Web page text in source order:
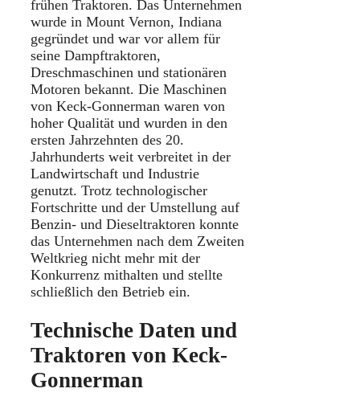
frühen Traktoren. Das Unternehmen
wurde in Mount Vernon, Indiana
gegründet und war vor allem für
seine Dampftraktoren,
Dreschmaschinen und stationären
Motoren bekannt. Die Maschinen
von Keck-Gonnerman waren von
hoher Qualität und wurden in den
ersten Jahrzehnten des 20.
Jahrhunderts weit verbreitet in der
Landwirtschaft und Industrie
genutzt. Trotz technologischer
Fortschritte und der Umstellung auf
Benzin- und Dieseltraktoren konnte
das Unternehmen nach dem Zweiten
Weltkrieg nicht mehr mit der
Konkurrenz mithalten und stellte
schließlich den Betrieb ein.
Technische Daten und
Traktoren von Keck-
Gonnerman